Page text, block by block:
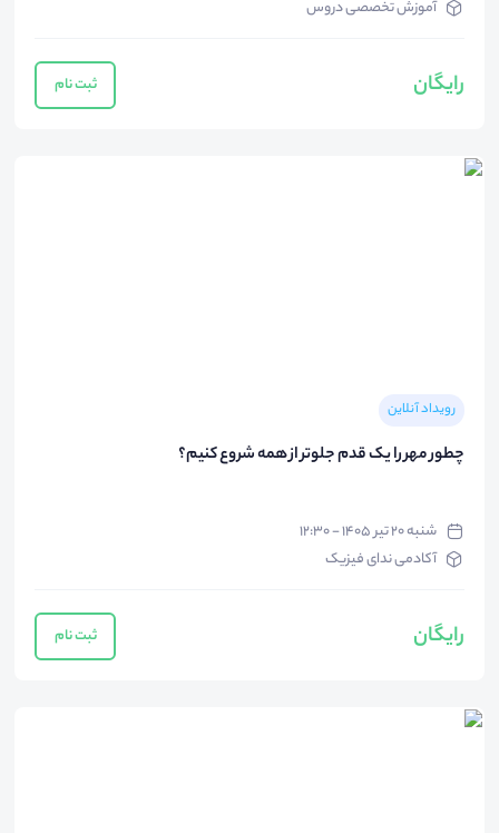
آموزش تخصصی دروس
رایگان ثبت نام
رویداد آنلاین
چطور مهر را یک قدم جلوتر از همه شروع کنیم؟
شنبه ۲۰ تیر ۱۴۰۵ - ۱۲:۳۰
آکادمی ندای فیزیک
رایگان ثبت نام